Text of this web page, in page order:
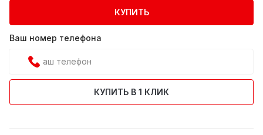
КУПИТЬ
Ваш номер телефона
КУПИТЬ В 1 КЛИК